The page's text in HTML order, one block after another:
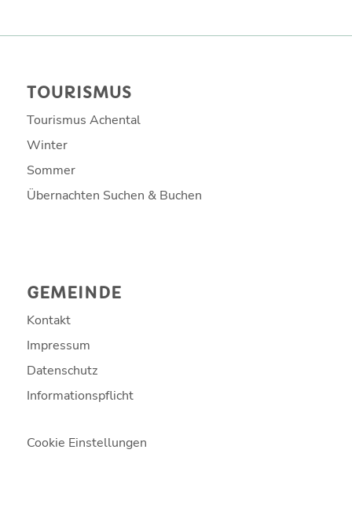
TOURISMUS
Tourismus Achental
Winter
Sommer
Übernachten Suchen & Buchen
GEMEINDE
Kontakt
Impressum
Datenschutz
Informationspflicht
Cookie Einstellungen